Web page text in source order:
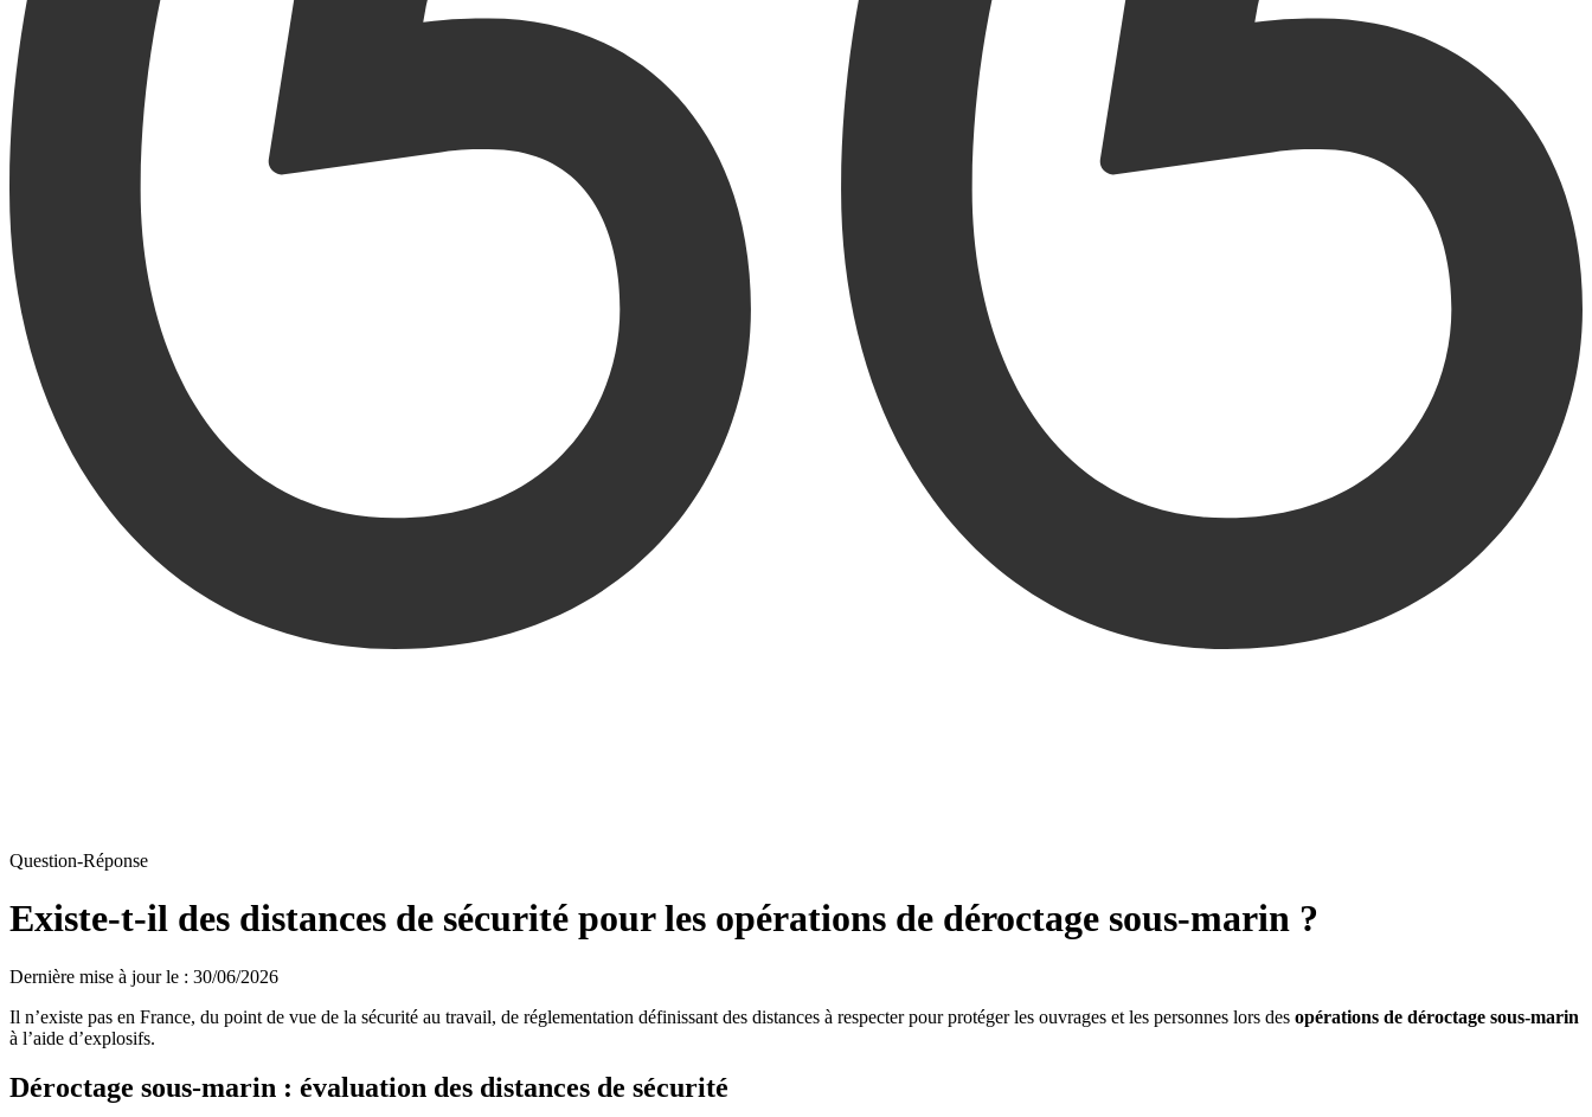
Question-Réponse
Existe-t-il des distances de sécurité pour les opérations de déroctage sous-marin ?
Dernière mise à jour le : 30/06/2026
Il n’existe pas en France, du point de vue de la sécurité au travail, de réglementation définissant des distances à respecter pour protéger les ouvrages et les personnes lors des opérations de déroctage sous-marin
à l’aide d’explosifs.
Déroctage sous-marin : évaluation des distances de sécurité